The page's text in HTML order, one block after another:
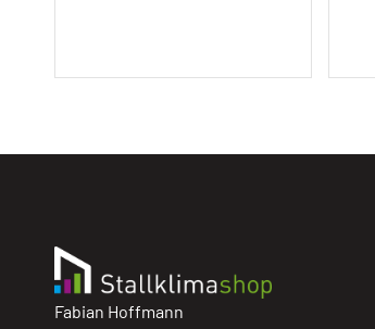
Fabian Hoffmann